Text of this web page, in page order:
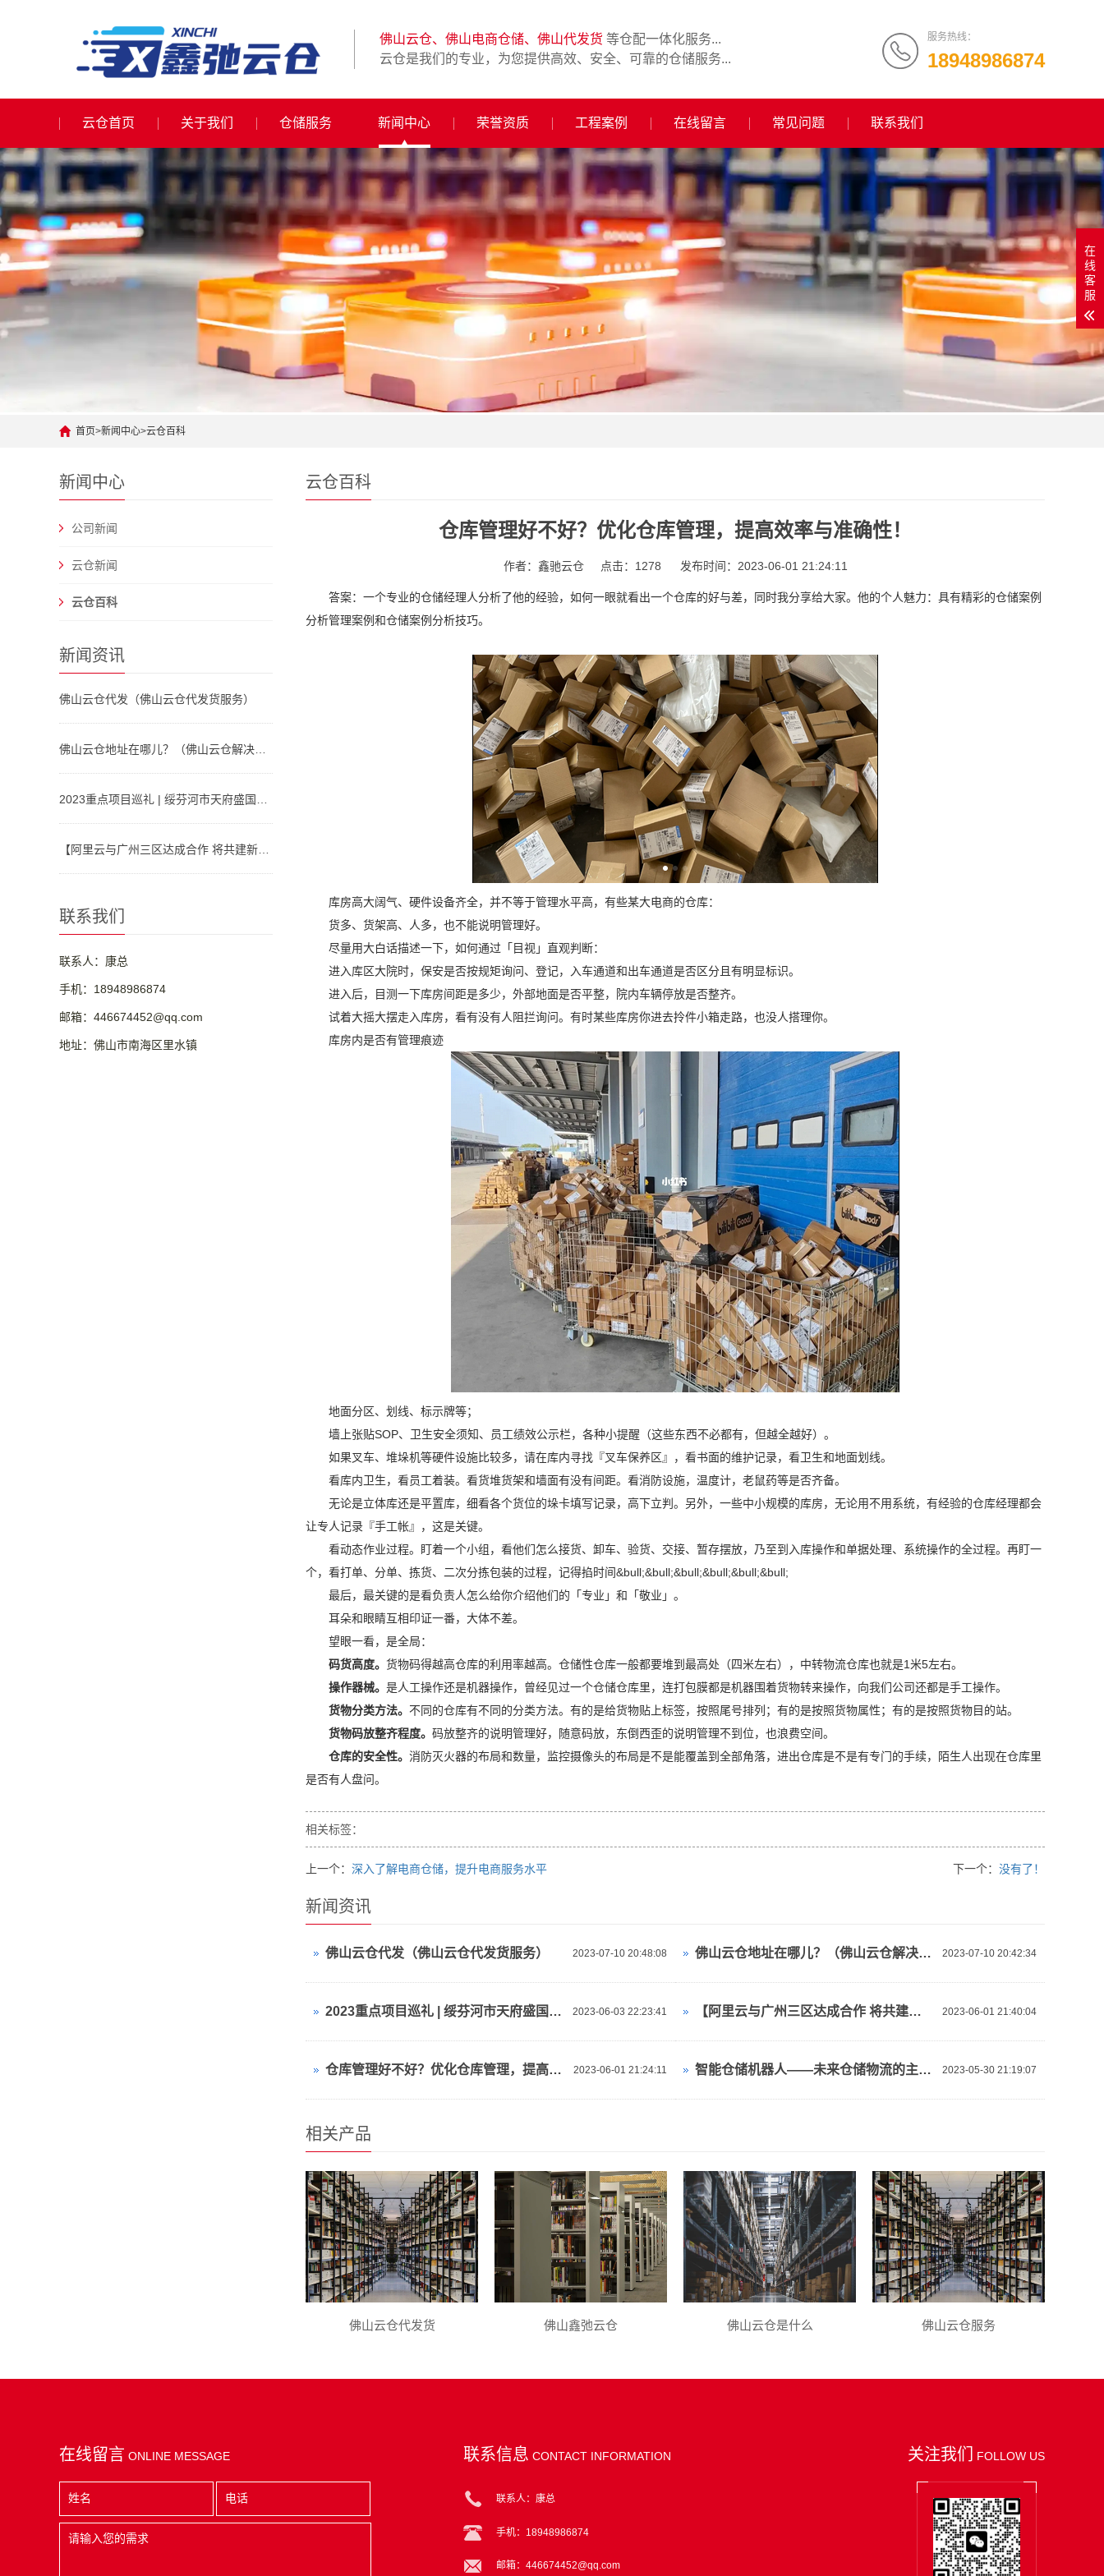
服务热线：
18948986874
佛山云仓、佛山电商仓储、佛山代发货 等仓配一体化服务...
云仓是我们的专业，为您提供高效、安全、可靠的仓储服务...
云仓首页 关于我们 仓储服务 新闻中心 荣誉资质 工程案例 在线留言 常见问题 联系我们
首页>新闻中心>云仓百科
新闻中心
公司新闻
云仓新闻
云仓百科
新闻资讯
佛山云仓代发（佛山云仓代发货服务）
联系我们
联系人：康总
手机：18948986874
邮箱：446674452@qq.com
地址：佛山市南海区里水镇
云仓百科
仓库管理好不好？优化仓库管理，提高效率与准确性！
作者：鑫驰云仓 点击：1278 发布时间：2023-06-01 21:24:11
答案：一个专业的仓储经理人分析了他的经验，如何一眼就看出一个仓库的好与差，同时我分享给大家。他的个人魅力：具有精彩的仓储案例
分析管理案例和仓储案例分析技巧。
库房高大阔气、硬件设备齐全，并不等于管理水平高，有些某大电商的仓库：
货多、货架高、人多，也不能说明管理好。
尽量用大白话描述一下，如何通过「目视」直观判断：
进入库区大院时，保安是否按规矩询问、登记，入车通道和出车通道是否区分且有明显标识。
进入后，目测一下库房间距是多少，外部地面是否平整，院内车辆停放是否整齐。
试着大摇大摆走入库房，看有没有人阻拦询问。有时某些库房你进去拎件小箱走路，也没人搭理你。
库房内是否有管理痕迹
地面分区、划线、标示牌等；
墙上张贴SOP、卫生安全须知、员工绩效公示栏，各种小提醒（这些东西不必都有，但越全越好）。
如果叉车、堆垛机等硬件设施比较多，请在库内寻找『叉车保养区』，看书面的维护记录，看卫生和地面划线。
看库内卫生，看员工着装。看货堆货架和墙面有没有间距。看消防设施，温度计，老鼠药等是否齐备。
无论是立体库还是平置库，细看各个货位的垛卡填写记录，高下立判。另外，一些中小规模的库房，无论用不用系统，有经验的仓库经理都会
让专人记录『手工帐』，这是关键。
看动态作业过程。盯着一个小组，看他们怎么接货、卸车、验货、交接、暂存摆放，乃至到入库操作和单据处理、系统操作的全过程。再盯一
个，看打单、分单、拣货、二次分拣包装的过程，记得掐时间&bull;&bull;&bull;&bull;&bull;&bull;
最后，最关键的是看负责人怎么给你介绍他们的「专业」和「敬业」。
耳朵和眼睛互相印证一番，大体不差。
望眼一看，是全局：
码货高度。 货物码得越高仓库的利用率越高。仓储性仓库一般都要堆到最高处（四米左右），中转物流仓库也就是1米5左右。
操作器械。 是人工操作还是机器操作，曾经见过一个仓储仓库里，连打包膜都是机器围着货物转来操作，向我们公司还都是手工操作。
货物分类方法。 不同的仓库有不同的分类方法。有的是给货物贴上标签，按照尾号排列；有的是按照货物属性；有的是按照货物目的站。
货物码放整齐程度。 码放整齐的说明管理好，随意码放，东倒西歪的说明管理不到位，也浪费空间。
仓库的安全性。 消防灭火器的布局和数量，监控摄像头的布局是不是能覆盖到全部角落，进出仓库是不是有专门的手续，陌生人出现在仓库里
是否有人盘问。
相关标签：
上一个： 深入了解电商仓储，提升电商服务水平 下一个： 没有了！
新闻资讯
2023-07-10 20:48:08
佛山云仓代发（佛山云仓代发货服务） 2023-07-10 20:42:34
佛山云仓地址在哪儿？（佛山云仓解决方案）
2023-06-03 22:23:41
2023重点项目巡礼 | 绥芬河市天府盛国际物流产业园：对俄“云仓平台” 2023-06-01 21:40:04
【阿里云与广州三区达成合作 将共建新型算力基础设施、人工智能等】视频介绍
2023-06-01 21:24:11
仓库管理好不好？优化仓库管理，提高效率与准确性！ 2023-05-30 21:19:07
智能仓储机器人——未来仓储物流的主力军！
相关产品
佛山云仓代发货 佛山鑫弛云仓 佛山云仓是什么 佛山云仓服务
关注我们 FOLLOW US
在线留言 ONLINE MESSAGE 联系信息 CONTACT INFORMATION
联系人：康总
手机：18948986874
邮箱：446674452@qq.com
在
线
客
服